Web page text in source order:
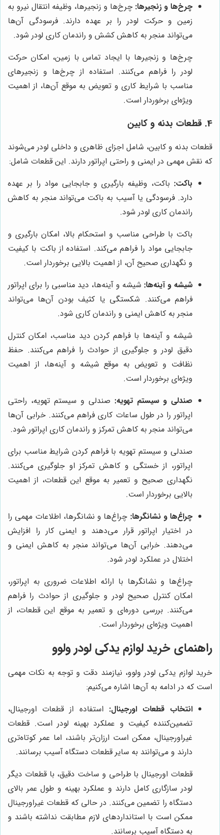
چرخ‌ها و زنجیرها: چرخ‌ها و زنجیرها، وظیفه انتقال نیرو به
زمین و حرکت لودر را بر عهده دارند. فرسودگی آن‌ها
می‌تواند منجر به کاهش کشش و راندمان کاری لودر شود.
چرخ‌ها و زنجیرها با ایجاد تماس با زمین، امکان حرکت
لودر را فراهم می‌کنند. استفاده از چرخ‌ها و زنجیرهای
مناسب با شرایط کاری و تعویض به موقع آن‌ها، از اهمیت
ویژه‌ای برخوردار است.
4. قطعات بدنه و کابین
قطعات بدنه و کابین، شامل اجزای ظاهری و داخلی لودر می‌شوند
که نقش مهمی در ایمنی و راحتی اپراتور دارند. این قطعات شامل:
باکت: باکت، وظیفه بارگیری و جابجایی مواد را بر عهده
دارد. فرسودگی یا آسیب به باکت می‌تواند منجر به کاهش
راندمان کاری لودر شود.
باکت با طراحی مناسب و استحکام بالا، امکان بارگیری و
جابجایی مواد را فراهم می‌کند. استفاده از باکت با کیفیت
و نگهداری صحیح آن، از اهمیت بالایی برخوردار است.
شیشه و آینه‌ها: شیشه و آینه‌ها، دید مناسبی را برای اپراتور
فراهم می‌کنند. شکستگی یا کثیف بودن آن‌ها می‌تواند
منجر به کاهش ایمنی و راندمان کاری شود.
شیشه و آینه‌ها با فراهم کردن دید مناسب، امکان کنترل
دقیق لودر و جلوگیری از حوادث را فراهم می‌کنند. حفظ
نظافت و تعویض به موقع شیشه و آینه‌ها، از اهمیت
ویژه‌ای برخوردار است.
صندلی و سیستم تهویه: صندلی و سیستم تهویه، راحتی
اپراتور را در طول ساعات کاری فراهم می‌کنند. خرابی آن‌ها
می‌تواند منجر به کاهش تمرکز و راندمان کاری اپراتور شود.
صندلی و سیستم تهویه با فراهم کردن شرایط مناسب برای
اپراتور، از خستگی و کاهش تمرکز او جلوگیری می‌کنند.
نگهداری صحیح و تعمیر به موقع این قطعات، از اهمیت
بالایی برخوردار است.
چراغ‌ها و نشانگرها: چراغ‌ها و نشانگرها، اطلاعات مهمی را
در اختیار اپراتور قرار می‌دهند و ایمنی کار را افزایش
می‌دهند. خرابی آن‌ها می‌تواند منجر به کاهش ایمنی و
اختلال در عملکرد لودر شود.
چراغ‌ها و نشانگرها با ارائه اطلاعات ضروری به اپراتور،
امکان کنترل صحیح لودر و جلوگیری از حوادث را فراهم
می‌کنند. بررسی دوره‌ای و تعمیر به موقع این قطعات، از
اهمیت ویژه‌ای برخوردار است.
راهنمای خرید لوازم یدکی لودر ولوو
خرید لوازم یدکی لودر ولوو، نیازمند دقت و توجه به نکات مهمی
است که در ادامه به آن‌ها اشاره می‌کنیم:
انتخاب قطعات اورجینال: استفاده از قطعات اورجینال،
تضمین‌کننده کیفیت و عملکرد بهینه لودر است. قطعات
غیراورجینال، ممکن است ارزان‌تر باشند، اما عمر کوتاه‌تری
دارند و می‌توانند به سایر قطعات دستگاه آسیب برسانند.
قطعات اورجینال با طراحی و ساخت دقیق، با قطعات دیگر
لودر سازگاری کامل دارند و عملکرد بهینه و طول عمر بالای
دستگاه را تضمین می‌کنند. در حالی که قطعات غیراورجینال
ممکن است با استانداردهای لازم مطابقت نداشته باشند و
به دستگاه آسیب برسانند.